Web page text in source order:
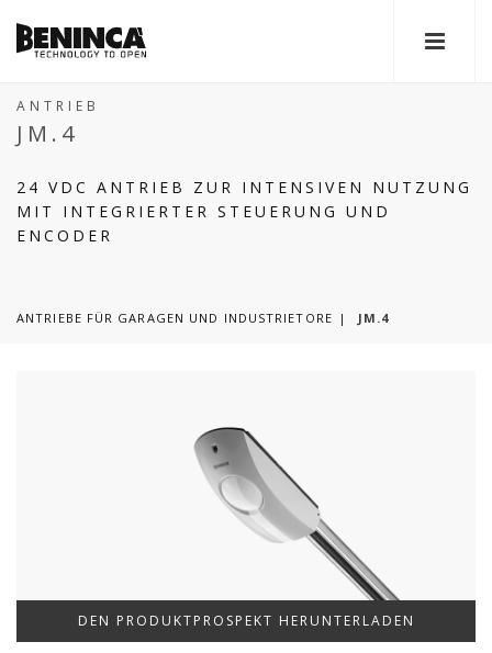
ANTRIEB
JM.4
24 VDC ANTRIEB ZUR INTENSIVEN NUTZUNG
MIT INTEGRIERTER STEUERUNG UND
ENCODER
ANTRIEBE FÜR GARAGEN UND INDUSTRIETORE JM.4
DEN PRODUKTPROSPEKT HERUNTERLADEN